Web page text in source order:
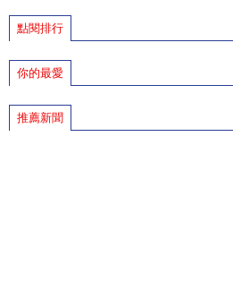
點閱排行
你的最愛
推薦新聞